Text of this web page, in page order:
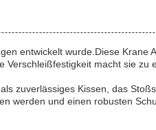
entwickelt wurde.Diese Krane
macht sie zu
zuverlässiges Kissen, das
werden und einen robusten